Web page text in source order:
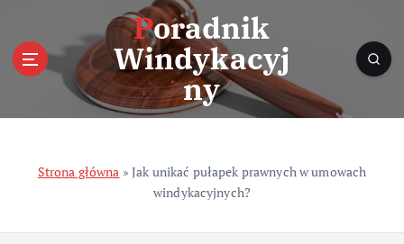
n
Poradnik
Windykacyj
ny
Strona główna »Jak unikać pułapek prawnych w umowach
windykacyjnych?